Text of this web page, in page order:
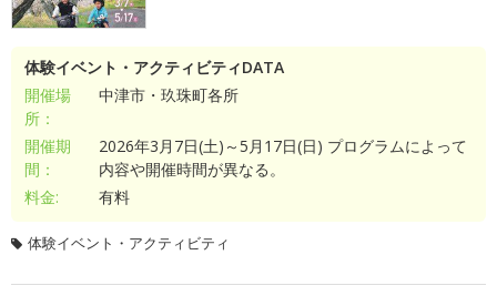
体験イベント・アクティビティDATA
開催場
所：
中津市・玖珠町各所
開催期
間：
2026年3月7日(土)～5月17日(日) プログラムによって
内容や開催時間が異なる。
料金:
有料
体験イベント・アクティビティ